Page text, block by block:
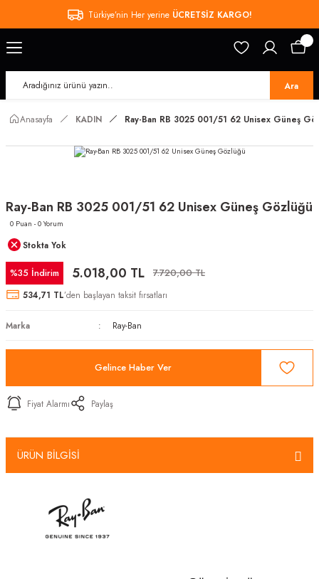
Türkiye’nin Her yerine ÜCRETSİZ KARGO!
Ara
Anasayfa KADIN Ray-Ban RB 3025 001/51 62 Unisex Güneş
Ray-Ban RB 3025 001/51 62 Unisex Güneş Gözlüğü
0 Puan - 0 Yorum
Stokta Yok
%35 İndirim 5.018,00 TL 7.720,00 TL
534,71 TL’den başlayan taksit fırsatları
Marka Ray-Ban
Gelince Haber Ver
Fiyat Alarmı Paylaş
ÜRÜN BİLGİSİ